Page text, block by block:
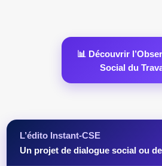
📊 Découvrir
Social du
L’édito Instant-CSE
Un projet de dialogue social ou